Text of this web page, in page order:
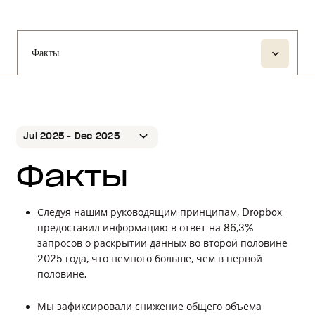
Факты
Jul 2025 - Dec 2025
Jul 2025 - Dec 2025
Jan 2025 - Jun 2025
Jul 2024 - Dec 2024
Jan 2024 - Jun 2024
Jul 2023 - Dec 2023
Jan 2023 - Jun 2023
Jul 2022 - Dec 2022
Факты
Следуя нашим руководящим принципам, Dropbox
предоставил информацию в ответ на 86,3%
запросов о раскрытии данных во второй половине
2025 года, что немного больше, чем в первой
половине.
Мы зафиксировали снижение общего объема